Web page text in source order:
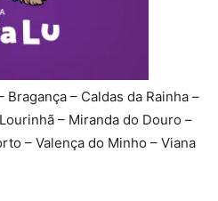
– Caldas da Rainha –
– Miranda do Douro –
– Valença do Minho – Viana